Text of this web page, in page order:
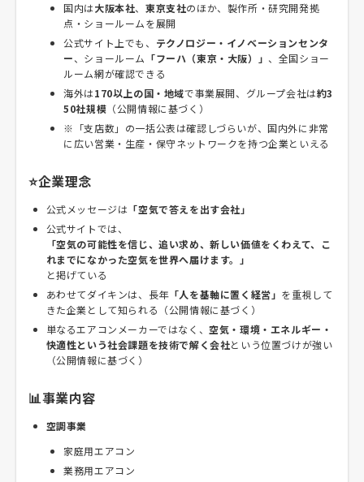
国内は大阪本社、東京支社のほか、製作所・研究開発拠
点・ショールームを展開
公式サイト上でも、 テクノロジー・イノベーションセンタ
ー、ショールーム 「フーハ（東京・大阪）」 、全国ショー
ルーム網が確認できる
海外は170以上の国・地域で事業展開、グループ会社は約3
50社規模 （公開情報に基づく）
※「支店数」の一括公表は確認しづらいが、国内外に非常
に広い営業・生産・保守ネットワークを持つ企業といえる
⭐企業理念
公式メッセージは 「空気で答えを出す会社」
公式サイトでは、
「空気の可能性を信じ、追い求め、新しい価値をくわえて、こ
れまでになかった空気を世界へ届けます。」
と掲げている
あわせてダイキンは、長年「人を基軸に置く経営」 を重視して
きた企業として知られる（公開情報に基づく）
単なるエアコンメーカーではなく、空気・環境・エネルギー・
快適性という社会課題を技術で解く会社という位置づけが強い
（公開情報に基づく）
📊事業内容
空調事業
家庭用エアコン
業務用エアコン